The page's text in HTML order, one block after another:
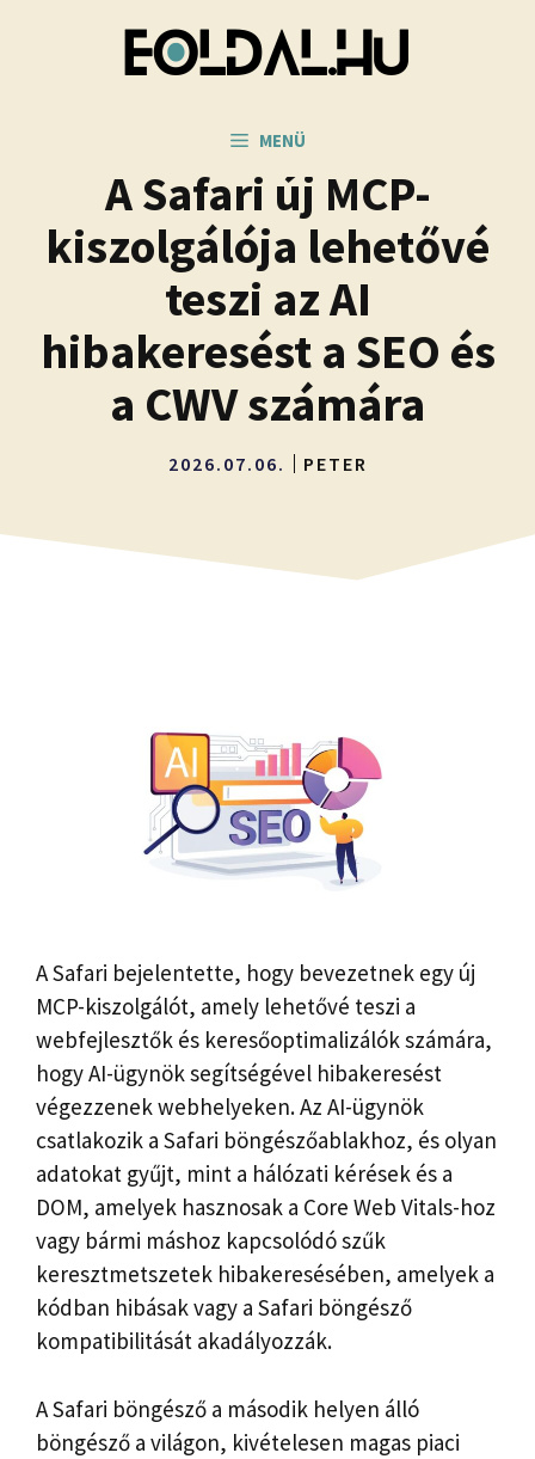
MENÜ
A Safari új MCP-
kiszolgálója lehetővé
teszi az AI
hibakeresést a SEO és
a CWV számára
2026.07.06. PETER
A Safari bejelentette, hogy bevezetnek egy új
MCP-kiszolgálót, amely lehetővé teszi a
webfejlesztők és keresőoptimalizálók számára,
hogy AI-ügynök segítségével hibakeresést
végezzenek webhelyeken. Az AI-ügynök
csatlakozik a Safari böngészőablakhoz, és olyan
adatokat gyűjt, mint a hálózati kérések és a
DOM, amelyek hasznosak a Core Web Vitals-hoz
vagy bármi máshoz kapcsolódó szűk
keresztmetszetek hibakeresésében, amelyek a
kódban hibásak vagy a Safari böngésző
kompatibilitását akadályozzák.
A Safari böngésző a második helyen álló
böngésző a világon, kivételesen magas piaci